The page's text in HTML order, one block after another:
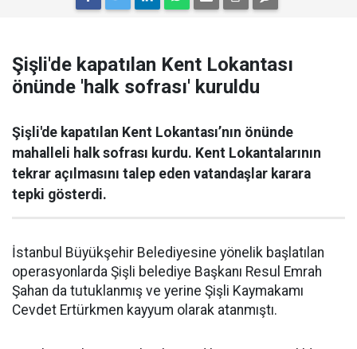
Şişli'de kapatılan Kent Lokantası
önünde 'halk sofrası' kuruldu
Şişli'de kapatılan Kent Lokantası’nın önünde
mahalleli halk sofrası kurdu. Kent Lokantalarının
tekrar açılmasını talep eden vatandaşlar karara
tepki gösterdi.
İstanbul Büyükşehir Belediyesine yönelik başlatılan
operasyonlarda Şişli belediye Başkanı Resul Emrah
Şahan da tutuklanmış ve yerine Şişli Kaymakamı
Cevdet Ertürkmen kayyum olarak atanmıştı.